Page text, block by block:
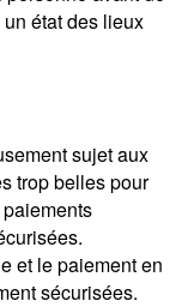
état des lieux
sujet aux
trop belles pour
et le paiement en
sécurisées.